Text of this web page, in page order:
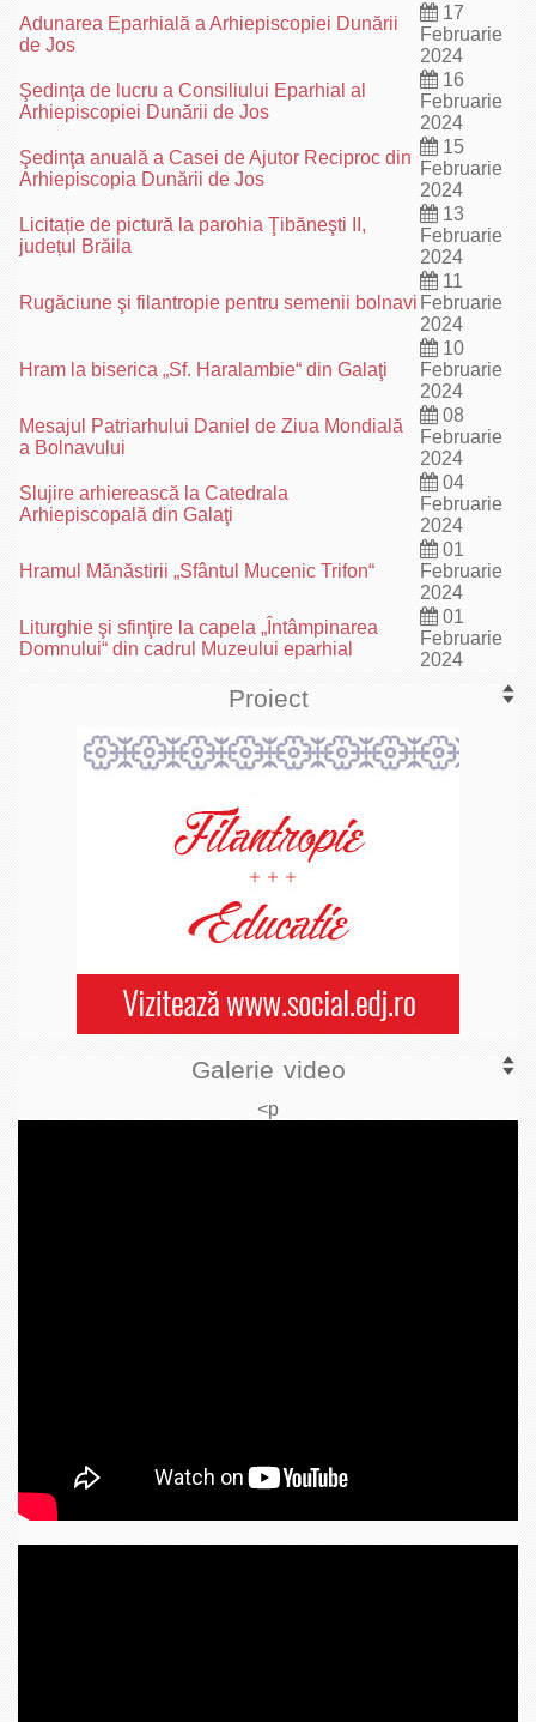
Adunarea Eparhială a Arhiepiscopiei Dunării
de Jos
17
Februarie
2024
Şedinţa de lucru a Consiliului Eparhial al
Arhiepiscopiei Dunării de Jos
16
Februarie
2024
Şedinţa anuală a Casei de Ajutor Reciproc din
Arhiepiscopia Dunării de Jos
15
Februarie
2024
Licitație de pictură la parohia Ţibăneşti II,
județul Brăila
13
Februarie
2024
Rugăciune şi filantropie pentru semenii bolnavi
11
Februarie
2024
Hram la biserica „Sf. Haralambie“ din Galaţi
10
Februarie
2024
Mesajul Patriarhului Daniel de Ziua Mondială
a Bolnavului
08
Februarie
2024
Slujire arhierească la Catedrala
Arhiepiscopală din Galaţi
04
Februarie
2024
Hramul Mănăstirii „Sfântul Mucenic Trifon“
01
Februarie
2024
Liturghie şi sfinţire la capela „Întâmpinarea
Domnului“ din cadrul Muzeului eparhial
01
Februarie
2024
Proiect
Galerie video
<p